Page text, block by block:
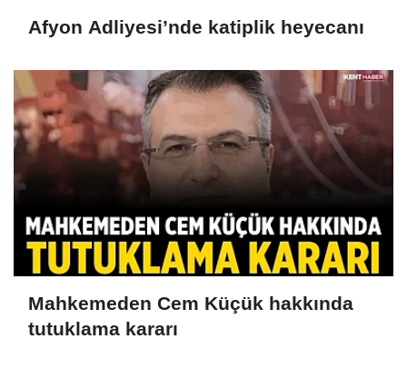
Afyon Adliyesi’nde katiplik heyecanı
Mahkemeden Cem Küçük hakkında
tutuklama kararı